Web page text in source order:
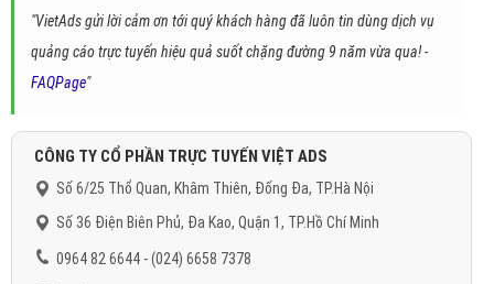
"VietAds gửi lời cảm ơn tới quý khách hàng đã luôn tin dùng dịch vụ
quảng cáo trực tuyến hiệu quả suốt chặng đường 9 năm vừa qua! -
FAQPage"
CÔNG TY CỔ PHẦN TRỰC TUYẾN VIỆT ADS
Số 6/25 Thổ Quan, Khâm Thiên, Đống Đa, TP.Hà Nội
Số 36 Điện Biên Phủ, Đa Kao, Quận 1, TP.Hồ Chí Minh
0964 82 6644 - (024) 6658 7378